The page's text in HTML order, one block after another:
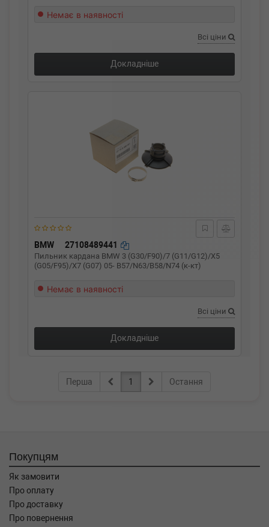
Немає в наявності
Всі ціни
Докладніше
BMW 27108489441
Пильник кардана BMW 3 (G30/F90)/7 (G11/G12)/X5
(G05/F95)/X7 (G07) 05- B57/N63/B58/N74 (к-кт)
Немає в наявності
Всі ціни
Докладніше
Перша 1 Остання
Покупцям
Як замовити
Про оплату
Про доставку
Про повернення